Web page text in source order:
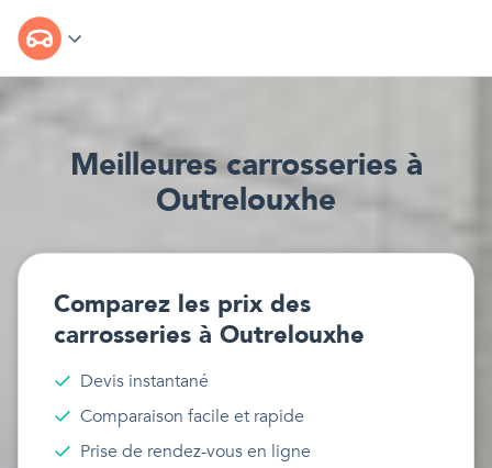
Meilleurescarrosseriesà
Outrelouxhe
Comparez les prix des
carrosseries à Outrelouxhe
Devis instantané
Comparaison facile et rapide
Prise de rendez-vous en ligne